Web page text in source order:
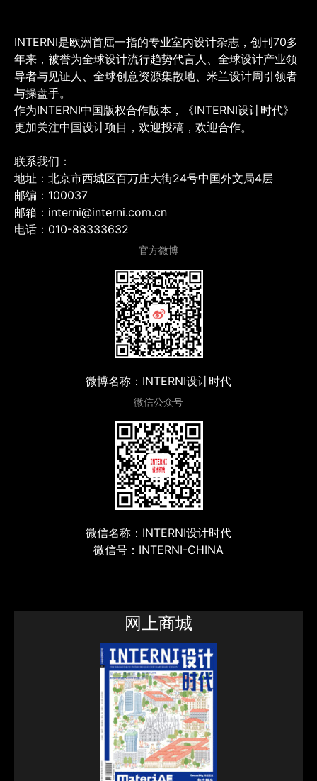
INTERNI是欧洲首屈一指的专业室内设计杂志，创刊70多
年来，被誉为全球设计流行趋势代言人、全球设计产业领
导者与见证人、全球创意资源集散地、米兰设计周引领者
与操盘手。
作为INTERNI中国版权合作版本，《INTERNI设计时代》
更加关注中国设计项目，欢迎投稿，欢迎合作。
联系我们：
地址：北京市西城区百万庄大街24号中国外文局4层
邮编：100037
邮箱：interni@interni.com.cn
电话：010-88333632
官方微博
微博名称：INTERNI设计时代
微信公众号
微信名称：INTERNI设计时代
微信号：INTERNI-CHINA
网上商城